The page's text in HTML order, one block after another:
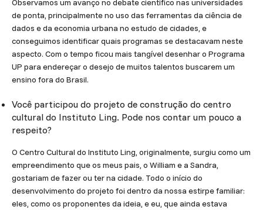
Observamos um avanço no debate científico nas universidades
de ponta, principalmente no uso das ferramentas da ciência de
dados e da economia urbana no estudo de cidades, e
conseguimos identificar quais programas se destacavam neste
aspecto. Com o tempo ficou mais tangível desenhar o Programa
UP para endereçar o desejo de muitos talentos buscarem um
ensino fora do Brasil.
Você participou do projeto de construção do centro
cultural do Instituto Ling. Pode nos contar um pouco a
respeito?
O Centro Cultural do Instituto Ling, originalmente, surgiu como um
empreendimento que os meus pais, o William e a Sandra,
gostariam de fazer ou ter na cidade. Todo o início do
desenvolvimento do projeto foi dentro da nossa estirpe familiar:
eles, como os proponentes da ideia, e eu, que ainda estava